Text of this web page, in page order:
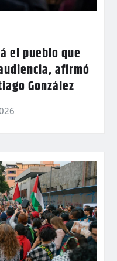
el pueblo que
afirmó
González